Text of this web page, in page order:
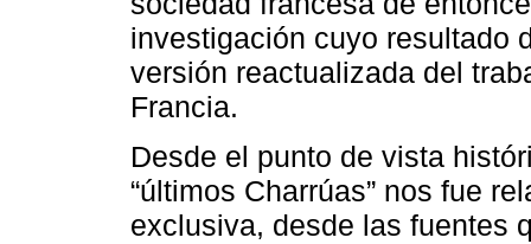
investigación cuyo resultado
versión reactualizada del
Francia.
Desde el punto de vista
“últimos Charrúas” nos fue
exclusiva, desde las fuentes